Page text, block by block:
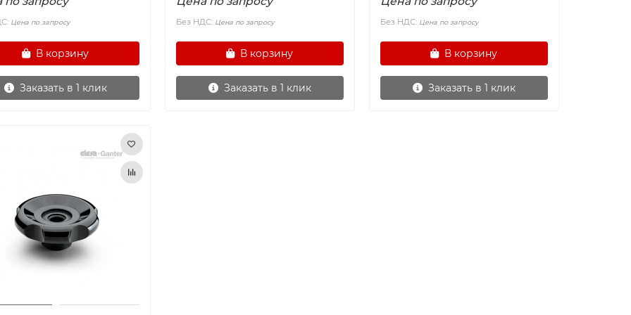
Цена по запросу
В корзину
Заказать в 1 клик
Без НДС: Цена по запросу
В корзину
Заказать в 1 клик
Без НДС: Цена по запросу
В корзину
Заказать в 1 клик